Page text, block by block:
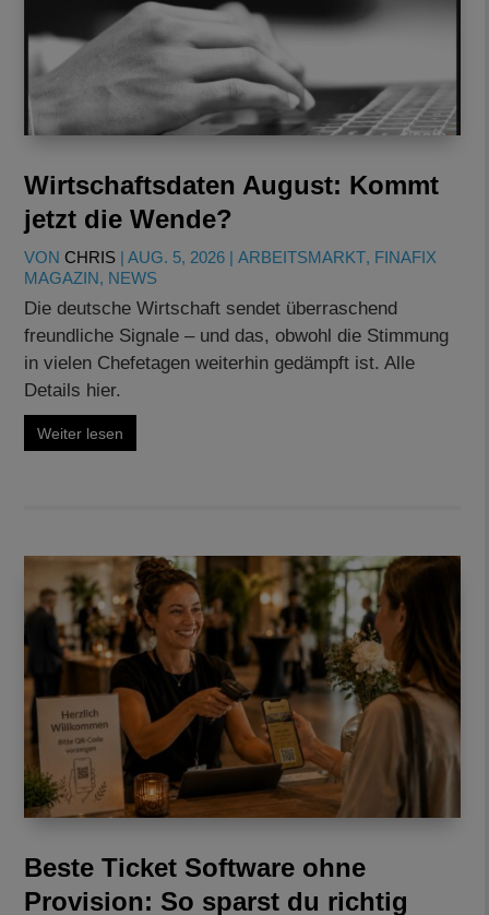
Wirtschaftsdaten August: Kommt
jetzt die Wende?
VONCHRIS |AUG. 5, 2026 |ARBEITSMARKT, FINAFIX
MAGAZIN, NEWS
Die deutsche Wirtschaft sendet überraschend
freundliche Signale – und das, obwohl die Stimmung
in vielen Chefetagen weiterhin gedämpft ist. Alle
Details hier.
Weiter lesen
Beste Ticket Software ohne
Provision: So sparst du richtig